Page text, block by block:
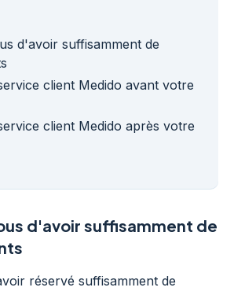
d'avoir suffisamment de
client Medido avant votre
client Medido après votre
d'avoir suffisamment de
réservé suffisamment de